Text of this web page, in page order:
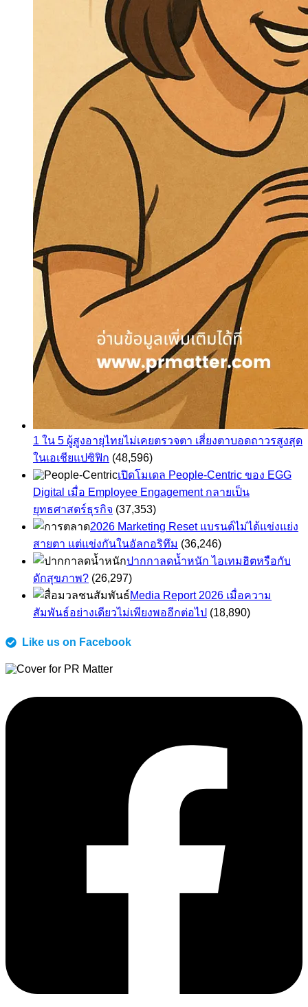
1 ใน 5 ผู้สูงอายุไทยไม่เคยตรวจตา เสี่ยงตาบอดถาวรสูงสุด
ในเอเชียแปซิฟิก (48,596)
เปิดโมเดล People-Centric ของ EGG
Digital เมื่อ Employee Engagement กลายเป็น
ยุทธศาสตร์ธุรกิจ (37,353)
2026 Marketing Reset แบรนด์ไม่ได้แข่งแย่ง
สายตา แต่แข่งกันในอัลกอริทึม (36,246)
ปากกาลดน้ำหนัก ไอเทมฮิตหรือกับ
ดักสุขภาพ? (26,297)
Media Report 2026 เมื่อความ
สัมพันธ์อย่างเดียวไม่เพียงพออีกต่อไป (18,890)
Like us on Facebook